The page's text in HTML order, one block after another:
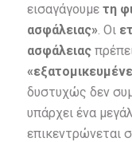
εισαγάγουμε τη
ασφάλειας». Οι
ασφάλειας
δυστυχώς δεν
υπάρχει ένα
επικεντρώνεται